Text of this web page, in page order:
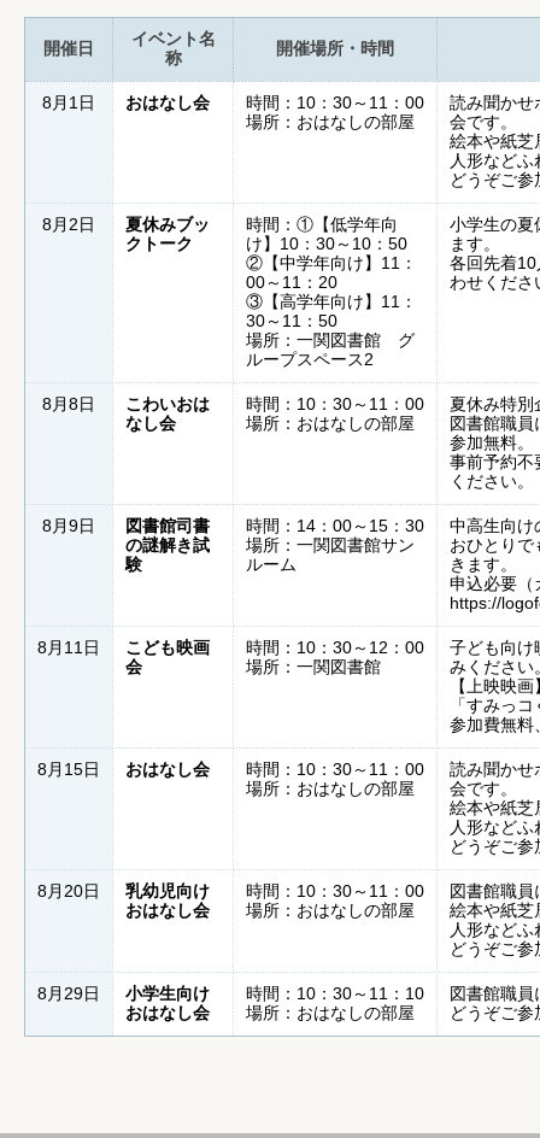
開催日
イベント名
称
開催場所・時間
8月1日 おはなし会
時間：10：30～11：00
場所：おはなしの部屋
読み聞かせ
会です。
絵本や紙芝
人形など
どうぞご参
8月2日
夏休みブッ
クトーク
時間：①【低学年向
け】10：30～10：50
②【中学年向け】11：
00～11：20
③【高学年向け】11：
30～11：50
場所：一関図書館 グ
ループスペース2
小学生の夏
ます。
各回先着
わせくださ
8月8日
こわいおは
なし会
時間：10：30～11：00
場所：おはなしの部屋
夏休み特別
図書館職
参加無料。
事前予約不
ください。
8月9日
図書館司書
の謎解き試
験
時間：14：00～15：30
場所：一関図書館サン
ルーム
中高生向け
おひとりで
きます。
申込必要（
https://
8月11日
こども映画
会
時間：10：30～12：00
場所：一関図書館
子ども向け
みください
【上映映画
「すみっ
参加費無料
8月15日 おはなし会
時間：10：30～11：00
場所：おはなしの部屋
読み聞かせ
会です。
絵本や紙芝
人形など
どうぞご参
8月20日
乳幼児向け
おはなし会
時間：10：30～11：00
場所：おはなしの部屋
図書館職
絵本や紙芝
人形など
どうぞご参
8月29日
小学生向け
おはなし会
時間：10：30～11：10
場所：おはなしの部屋
図書館職
どうぞご参